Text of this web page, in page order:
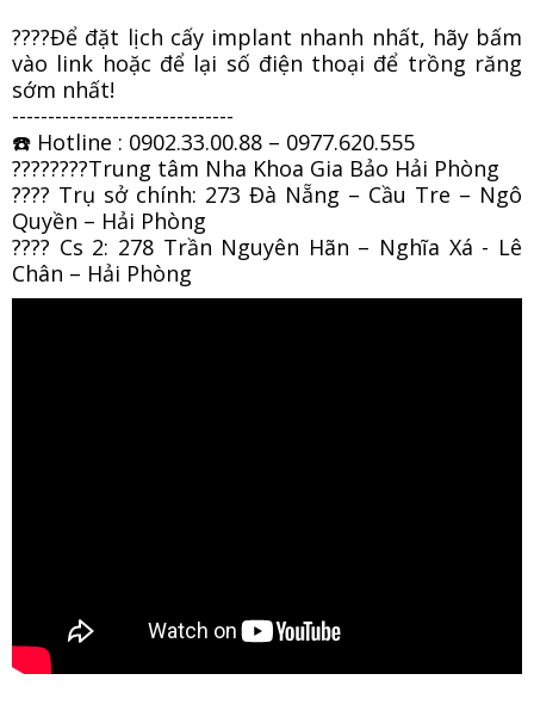
????Để đặt lịch cấy implant nhanh nhất, hãy bấm
vào link hoặc để lại số điện thoại để trồng răng
sớm nhất!
-------------------------------
☎ ️ Hotline : 0902.33.00.88 – 0977.620.555
????????Trung tâm Nha Khoa Gia Bảo Hải Phòng
???? Trụ sở chính: 273 Đà Nẵng – Cầu Tre – Ngô
Quyền – Hải Phòng
???? Cs 2: 278 Trần Nguyên Hãn – Nghĩa Xá - Lê
Chân – Hải Phòng